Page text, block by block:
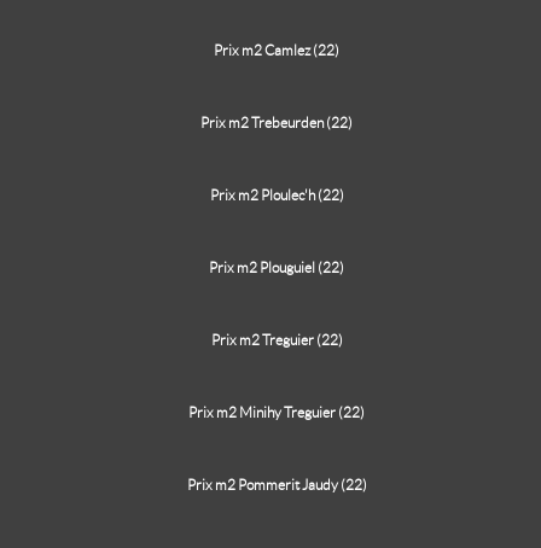
Prix m2 Camlez (22)
Prix m2 Trebeurden (22)
Prix m2 Ploulec'h (22)
Prix m2 Plouguiel (22)
Prix m2 Treguier (22)
Prix m2 Minihy Treguier (22)
Prix m2 Pommerit Jaudy (22)